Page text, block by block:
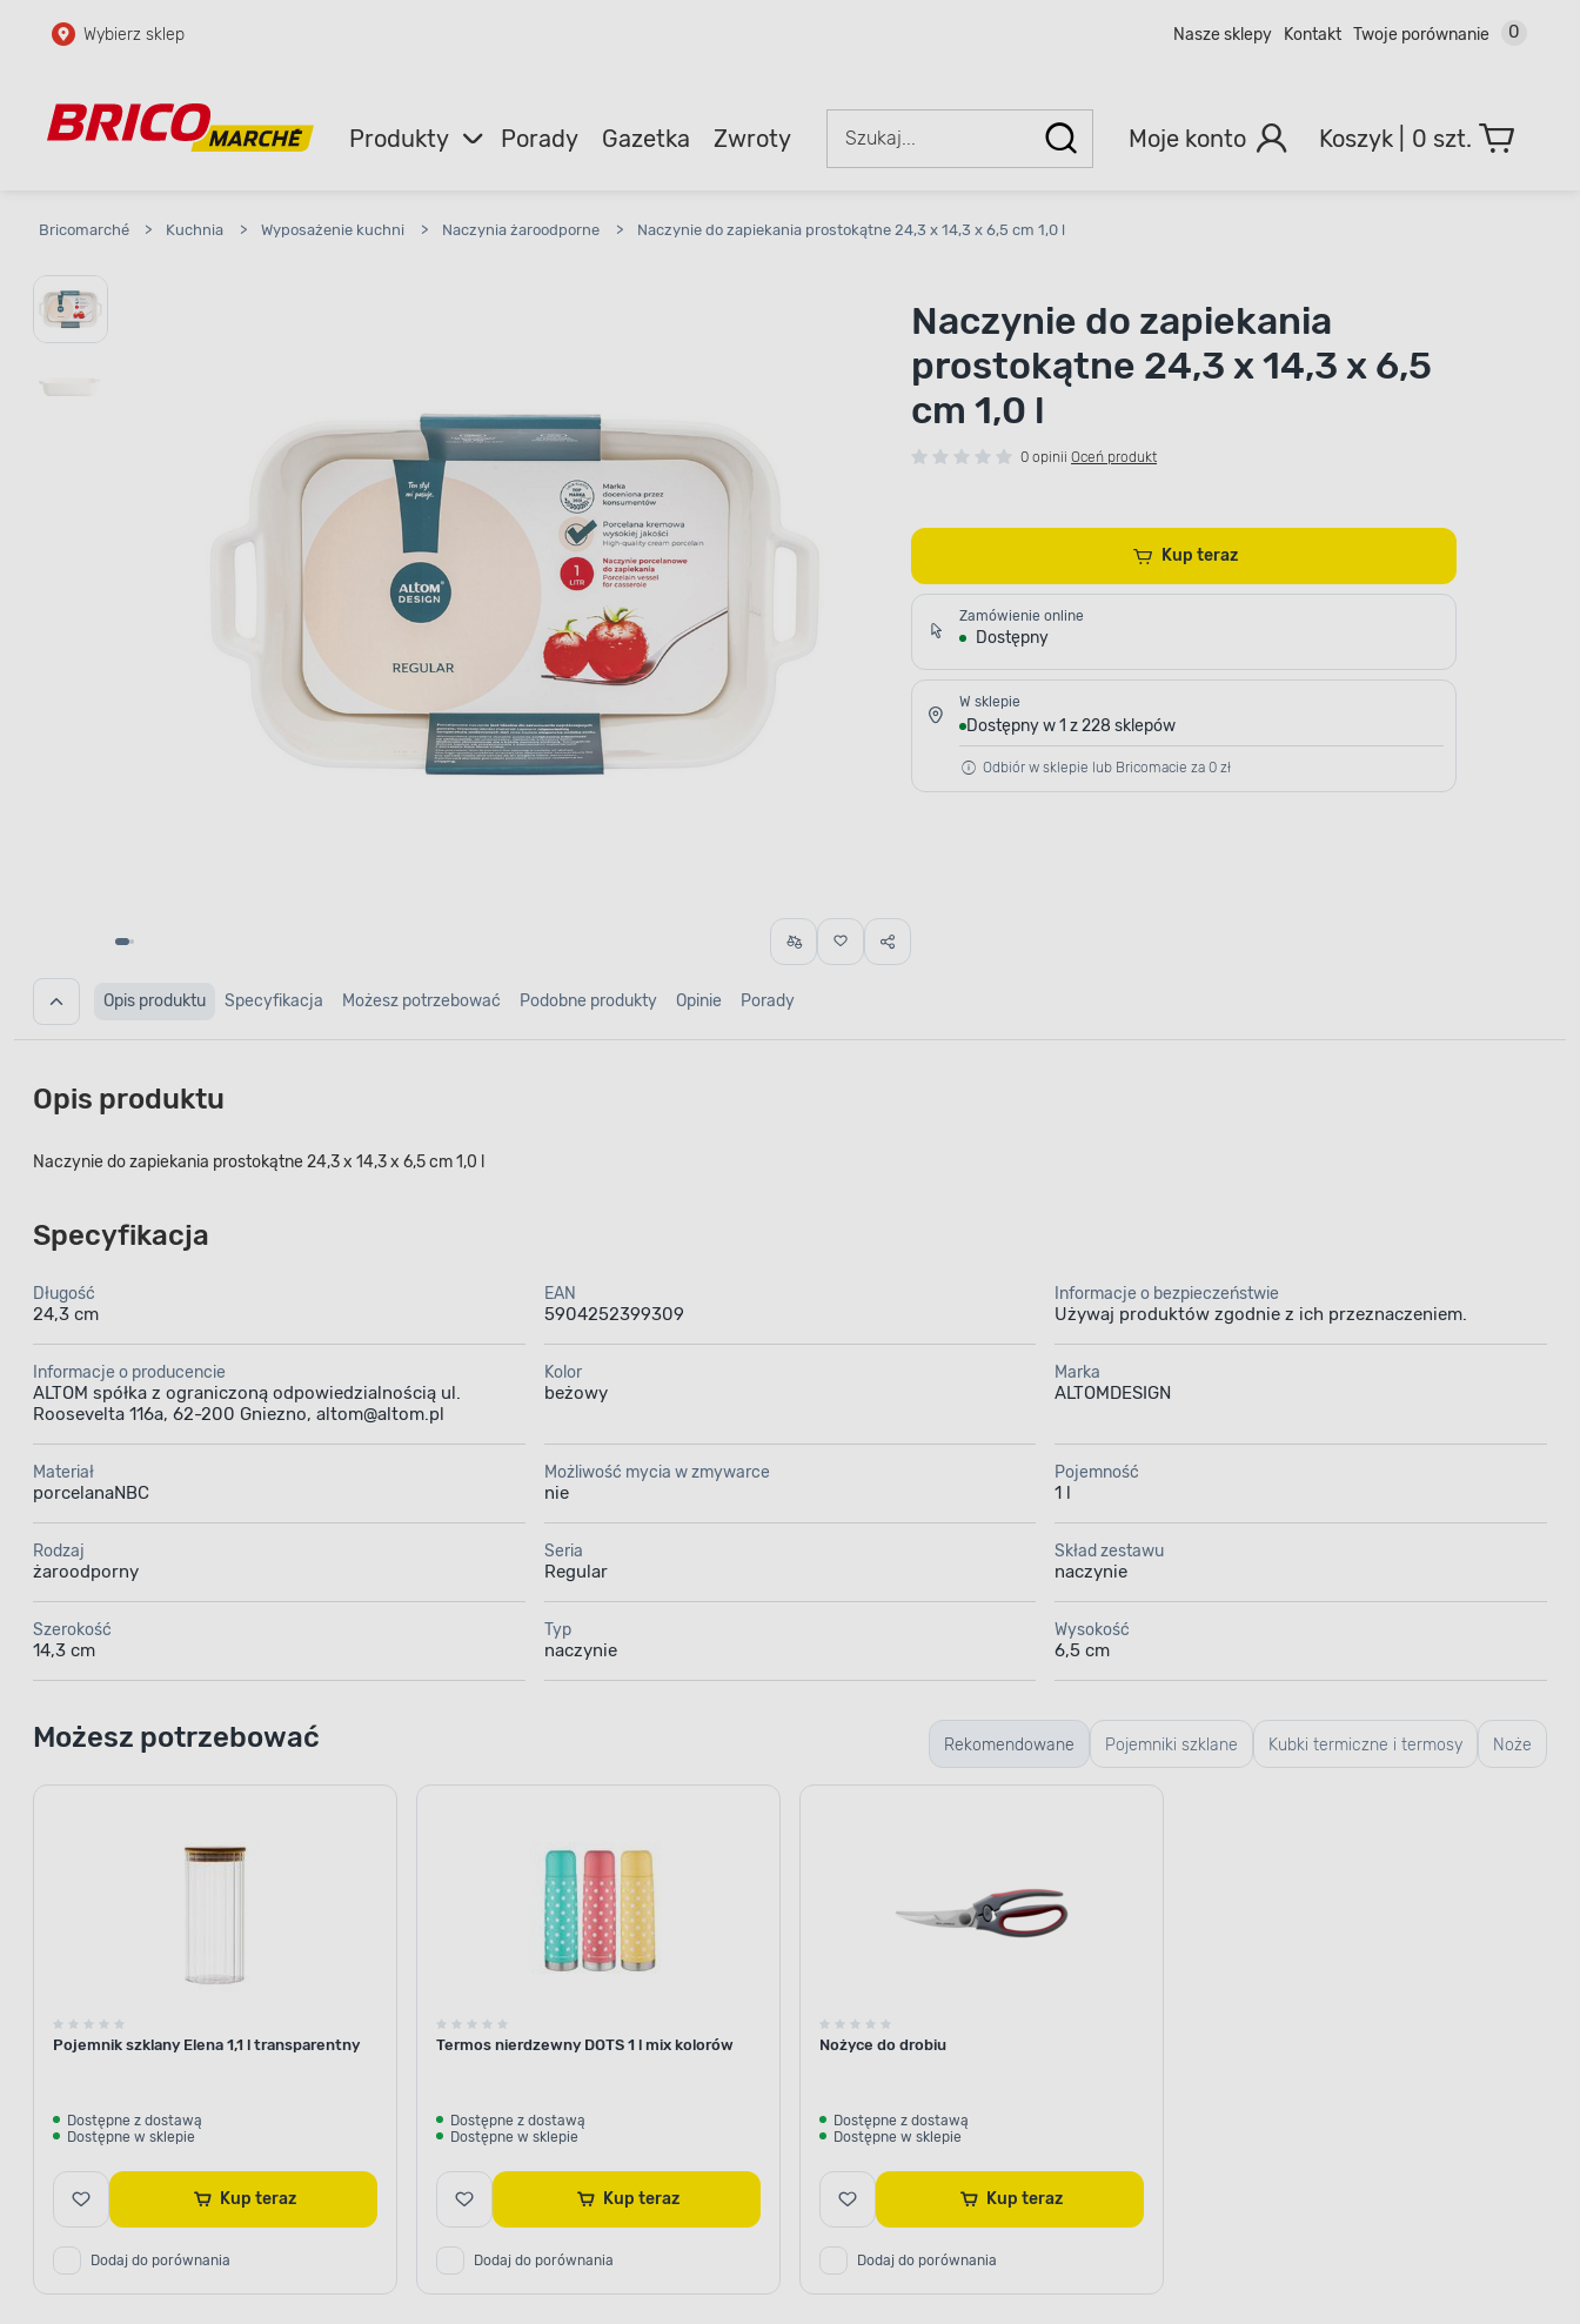
Przejdź do głównej zawartości
Przejdź do wyszukiwarki
Wybierz sklep Nasze sklepy Kontakt Twoje porównanie 0
Produkty Porady Gazetka Zwroty Moje konto 0 szt.
Bricomarché > Kuchnia > Wyposażenie kuchni > Naczynia żaroodporne > Naczynie do zapiekania prostokątne 24,3 x 14,3 x 6,5 cm 1,0 l
Naczynie do zapiekania
prostokątne 24,3 x 14,3 x 6,5
cm 1,0 l
0 opinii Oceń produkt
Kup teraz
Zamówienie online
Dostępny
W sklepie
Dostępny w 1 z 228 sklepów
Odbiór w sklepie lub Bricomacie za 0 zł
Opis produktu Specyfikacja Możesz potrzebować Podobne produkty Opinie Porady
Opis produktu
Naczynie do zapiekania prostokątne 24,3 x 14,3 x 6,5 cm 1,0 l
Specyfikacja
Długość
24,3 cm
EAN
5904252399309
Informacje o bezpieczeństwie
Używaj produktów zgodnie z ich przeznaczeniem.
Informacje o producencie
ALTOM spółka z ograniczoną odpowiedzialnością ul.
Roosevelta 116a, 62-200 Gniezno, altom@altom.pl
Kolor
beżowy
Marka
ALTOMDESIGN
Materiał
porcelanaNBC
Możliwość mycia w zmywarce
nie
Pojemność
1 l
Rodzaj
żaroodporny
Seria
Regular
Skład zestawu
naczynie
Szerokość
14,3 cm
Typ
naczynie
Wysokość
6,5 cm
Rekomendowane Pojemniki szklane Kubki termiczne i termosy Noże
Możesz potrzebować
Pojemnik szklany Elena 1,1 l transparentny
Dostępne z dostawą
Dostępne w sklepie
Kup teraz
Dodaj do porównania
Termos nierdzewny DOTS 1 l mix kolorów
Dostępne z dostawą
Dostępne w sklepie
Kup teraz
Dodaj do porównania
Nożyce do drobiu
Dostępne z dostawą
Dostępne w sklepie
Kup teraz
Dodaj do porównania